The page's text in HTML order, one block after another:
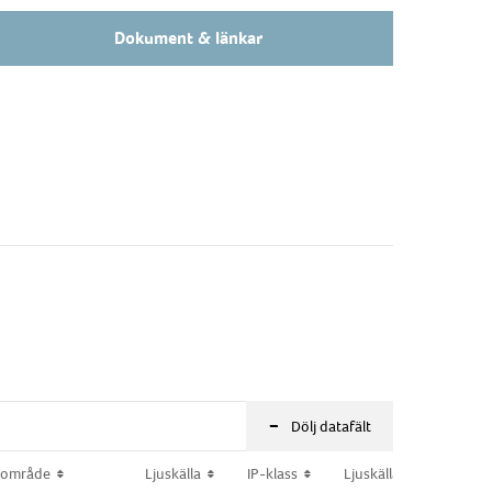
Dokument & länkar
- Dölj datafält
Ljuskälla IP-klass Ljuskälla Effekt (W)
Ljuskälla IP-klass Ljuskälla Effekt (W)